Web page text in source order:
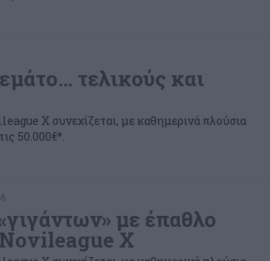
τελικούς και
X συνεχίζεται, με καθημερινά πλούσια
50.000€*.
με έπαθλο
X